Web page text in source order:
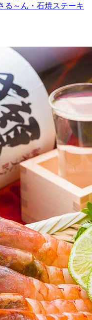
る～ん・石焼ステーキ